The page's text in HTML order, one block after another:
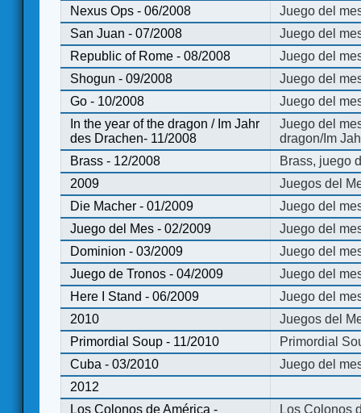
Nexus Ops - 06/2008
Juego del
San Juan - 07/2008
Juego del
Republic of Rome - 08/2008
Juego del
Shogun - 09/2008
Juego del
Go - 10/2008
Juego del
In the year of the dragon / Im Jahr
des Drachen- 11/2008
Juego del
dragon/Im
Brass - 12/2008
Brass, juego
2009
Juegos del
Die Macher - 01/2009
Juego del
Juego del Mes - 02/2009
Juego del
Dominion - 03/2009
Juego del
Juego de Tronos - 04/2009
Juego del
Here I Stand - 06/2009
Juego del
2010
Juegos del
Primordial Soup - 11/2010
Primordial
Cuba - 03/2010
Juego del
2012
Los Colonos de América -
Los Colonos